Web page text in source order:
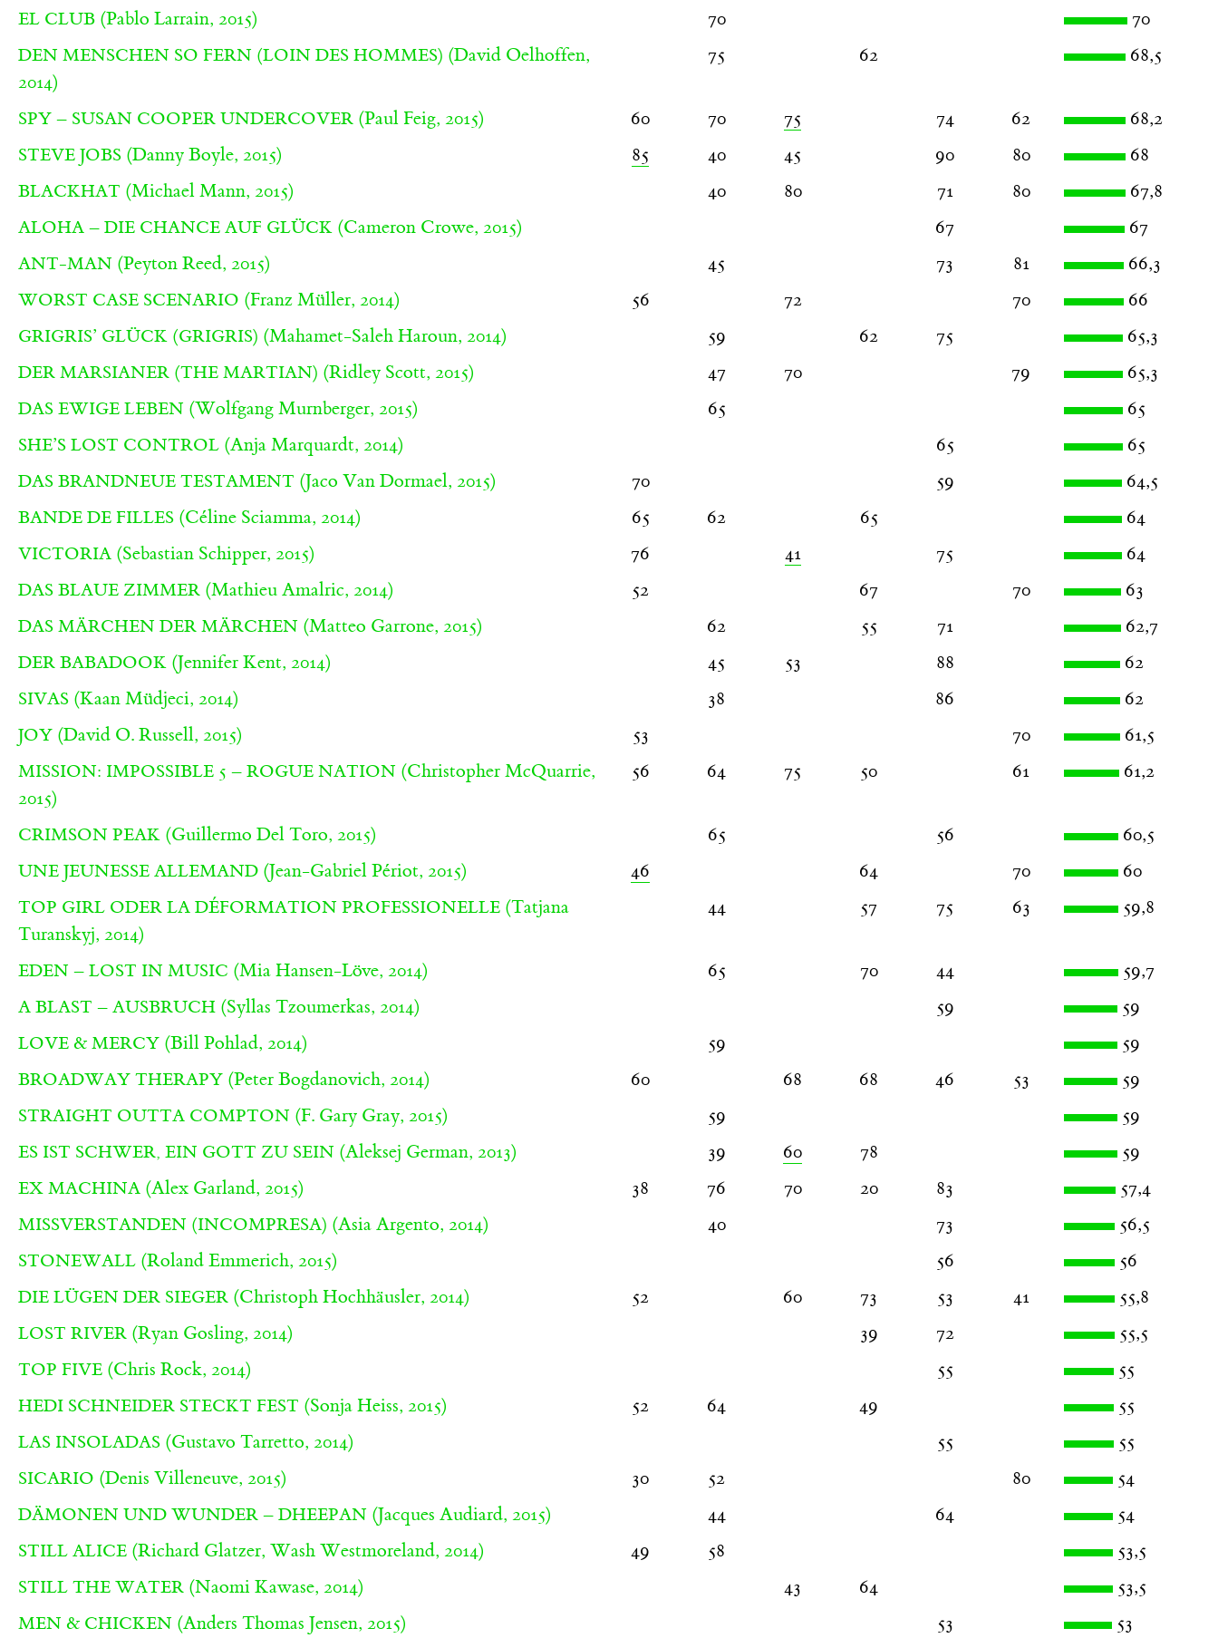
EL CLUB (Pablo Larrain, 2015) 70 70
DEN MENSCHEN SO FERN (LOIN DES HOMMES) (David Oelhoffen,
2014)
75 62 68,5
SPY – SUSAN COOPER UNDERCOVER (Paul Feig, 2015) 60 70 75 74 62 68,2
STEVE JOBS (Danny Boyle, 2015) 85 40 45 90 80 68
BLACKHAT (Michael Mann, 2015) 40 80 71 80 67,8
ALOHA – DIE CHANCE AUF GLÜCK (Cameron Crowe, 2015) 67 67
ANT-MAN (Peyton Reed, 2015) 45 73 81 66,3
WORST CASE SCENARIO (Franz Müller, 2014) 56 72 70 66
GRIGRIS’ GLÜCK (GRIGRIS) (Mahamet-Saleh Haroun, 2014) 59 62 75 65,3
DER MARSIANER (THE MARTIAN) (Ridley Scott, 2015) 47 70 79 65,3
DAS EWIGE LEBEN (Wolfgang Murnberger, 2015) 65 65
SHE’S LOST CONTROL (Anja Marquardt, 2014) 65 65
DAS BRANDNEUE TESTAMENT (Jaco Van Dormael, 2015) 70 59 64,5
BANDE DE FILLES (Céline Sciamma, 2014) 65 62 65 64
VICTORIA (Sebastian Schipper, 2015) 76 41 75 64
DAS BLAUE ZIMMER (Mathieu Amalric, 2014) 52 67 70 63
DAS MÄRCHEN DER MÄRCHEN (Matteo Garrone, 2015) 62 55 71 62,7
DER BABADOOK (Jennifer Kent, 2014) 45 53 88 62
SIVAS (Kaan Müdjeci, 2014) 38 86 62
JOY (David O. Russell, 2015) 53 70 61,5
MISSION: IMPOSSIBLE 5 – ROGUE NATION (Christopher McQuarrie,
2015)
56 64 75 50 61 61,2
CRIMSON PEAK (Guillermo Del Toro, 2015) 65 56 60,5
UNE JEUNESSE ALLEMAND (Jean-Gabriel Périot, 2015) 46 64 70 60
TOP GIRL ODER LA DÉFORMATION PROFESSIONELLE (Tatjana
Turanskyj, 2014)
44 57 75 63 59,8
EDEN – LOST IN MUSIC (Mia Hansen-Löve, 2014) 65 70 44 59,7
A BLAST – AUSBRUCH (Syllas Tzoumerkas, 2014) 59 59
LOVE & MERCY (Bill Pohlad, 2014) 59 59
BROADWAY THERAPY (Peter Bogdanovich, 2014) 60 68 68 46 53 59
STRAIGHT OUTTA COMPTON (F. Gary Gray, 2015) 59 59
ES IST SCHWER, EIN GOTT ZU SEIN (Aleksej German, 2013) 39 60 78 59
EX MACHINA (Alex Garland, 2015) 38 76 70 20 83 57,4
MISSVERSTANDEN (INCOMPRESA) (Asia Argento, 2014) 40 73 56,5
STONEWALL (Roland Emmerich, 2015) 56 56
DIE LÜGEN DER SIEGER (Christoph Hochhäusler, 2014) 52 60 73 53 41 55,8
LOST RIVER (Ryan Gosling, 2014) 39 72 55,5
TOP FIVE (Chris Rock, 2014) 55 55
HEDI SCHNEIDER STECKT FEST (Sonja Heiss, 2015) 52 64 49 55
LAS INSOLADAS (Gustavo Tarretto, 2014) 55 55
SICARIO (Denis Villeneuve, 2015) 30 52 80 54
DÄMONEN UND WUNDER – DHEEPAN (Jacques Audiard, 2015) 44 64 54
STILL ALICE (Richard Glatzer, Wash Westmoreland, 2014) 49 58 53,5
STILL THE WATER (Naomi Kawase, 2014) 43 64 53,5
MEN & CHICKEN (Anders Thomas Jensen, 2015) 53 53